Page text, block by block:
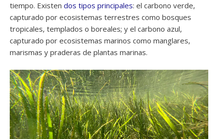
tiempo. Existen dos tipos principales: el carbono verde,
capturado por ecosistemas terrestres como bosques
tropicales, templados o boreales; y el carbono azul,
capturado por ecosistemas marinos como manglares,
marismas y praderas de plantas marinas.